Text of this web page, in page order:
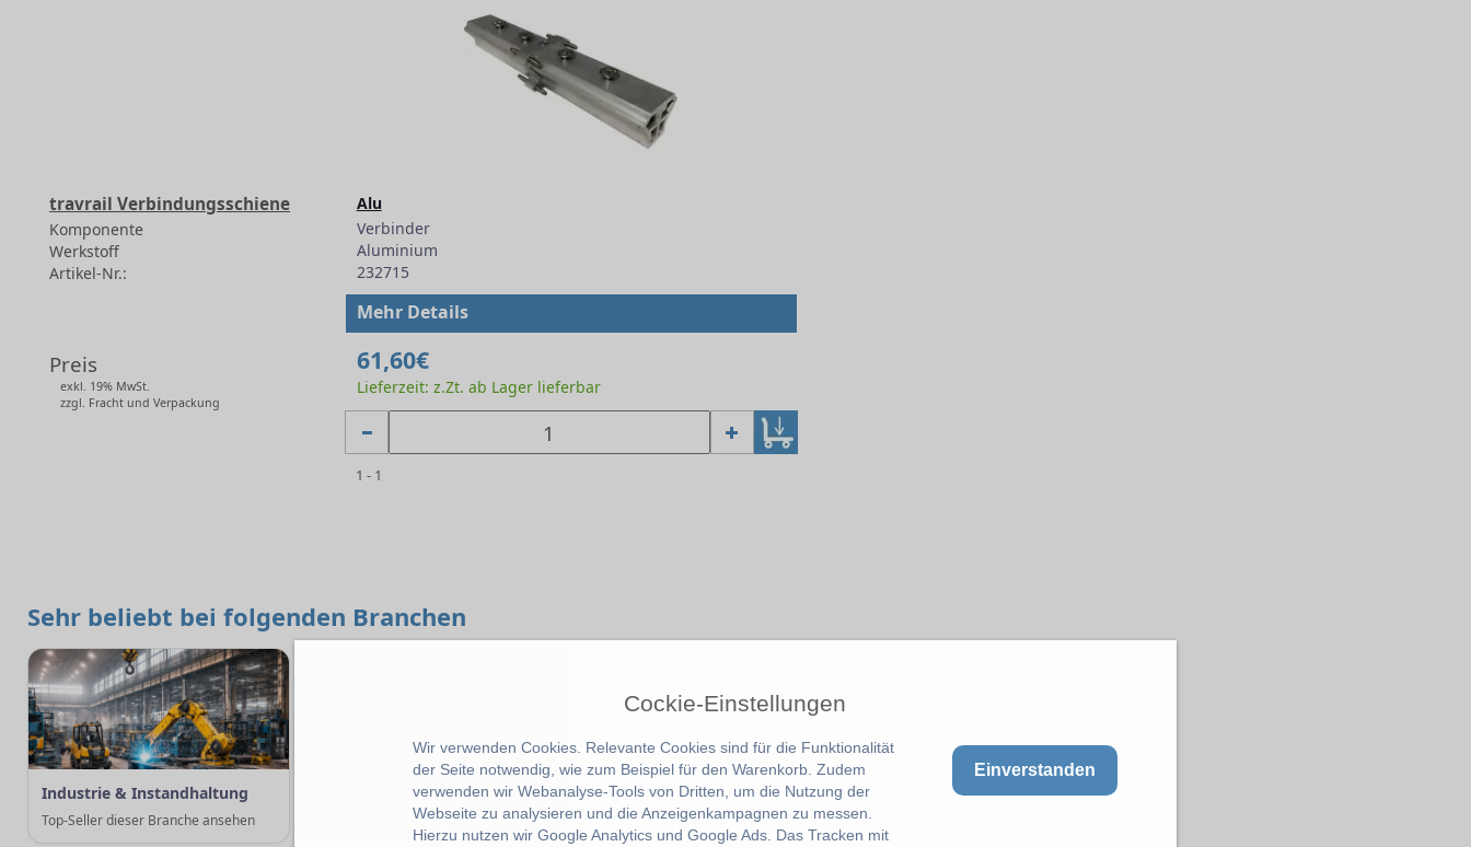
Cockie-Einstellungen
Wir verwenden Cookies. Relevante Cookies sind für die Funktionalität
der Seite notwendig, wie zum Beispiel für den Warenkorb. Zudem
verwenden wir Webanalyse-Tools von Dritten, um die Nutzung der
Webseite zu analysieren und die Anzeigenkampagnen zu messen.
Hierzu nutzen wir Google Analytics und Google Ads. Das Tracken mit
Einverstanden
travrail Verbindungsschiene
Komponente
Werkstoff
Artikel-Nr.:
Preis
exkl. 19% MwSt.
zzgl. Fracht und Verpackung
Alu
Verbinder
Aluminium
232715
Mehr Details
61,60€
Lieferzeit: z.Zt. ab Lager lieferbar
1 - 1
Sehr beliebt bei folgenden Branchen
Industrie & Instandhaltung
Top-Seller dieser Branche ansehen